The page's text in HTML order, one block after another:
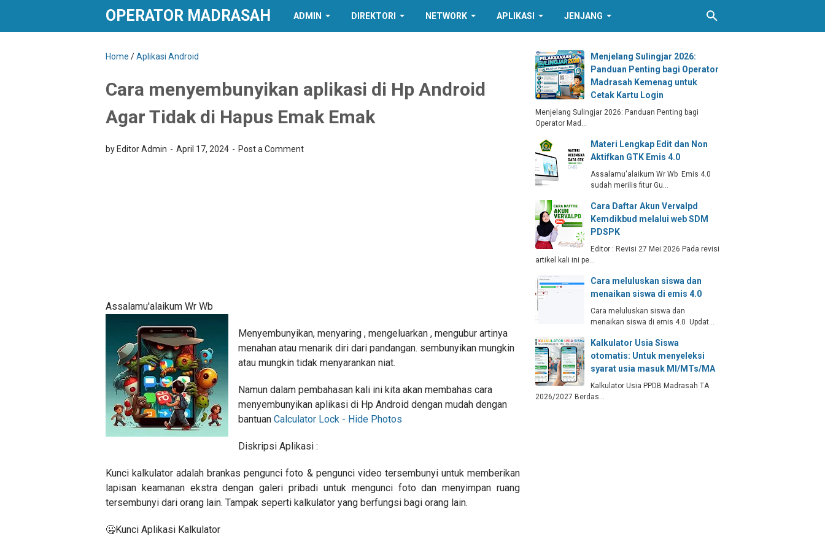
OPERATOR MADRASAH ADMIN DIREKTORI NETWORK APLIKASI JENJANG
Home /Aplikasi Android
Cara menyembunyikan aplikasi di Hp Android
Agar Tidak di Hapus Emak Emak
by Editor Admin April 17, 2024 Post a Comment
Assalamu'alaikum Wr Wb
Menyembunyikan, menyaring , mengeluarkan , mengubur artinya
menahan atau menarik diri dari pandangan. sembunyikan mungkin
atau mungkin tidak menyarankan niat.
Namun dalam pembahasan kali ini kita akan membahas cara
menyembunyikan aplikasi di Hp Android dengan mudah dengan
bantuan Calculator Lock - Hide Photos
Diskripsi Aplikasi :
Kunci kalkulator adalah brankas pengunci foto & pengunci video tersembunyi untuk memberikan
lapisan keamanan ekstra dengan galeri pribadi untuk mengunci foto dan menyimpan ruang
tersembunyi dari orang lain. Tampak seperti kalkulator yang berfungsi bagi orang lain.
🤐Kunci Aplikasi Kalkulator
Menjelang Sulingjar 2026:
Panduan Penting bagi Operator
Madrasah Kemenag untuk
Cetak Kartu Login
Menjelang Sulingjar 2026: Panduan Penting bagi
Operator Mad…
Materi Lengkap Edit dan Non
Aktifkan GTK Emis 4.0
Assalamu'alaikum Wr Wb Emis 4.0
sudah merilis fitur Gu…
Cara Daftar Akun Vervalpd
Kemdikbud melalui web SDM
PDSPK
Editor : Revisi 27 Mei 2026 Pada revisi
artikel kali ini pe…
Cara meluluskan siswa dan
menaikan siswa di emis 4.0
Cara meluluskan siswa dan
menaikan siswa di emis 4.0 Updat…
Kalkulator Usia Siswa
otomatis: Untuk menyeleksi
syarat usia masuk MI/MTs/MA
Kalkulator Usia PPDB Madrasah TA
2026/2027 Berdas…